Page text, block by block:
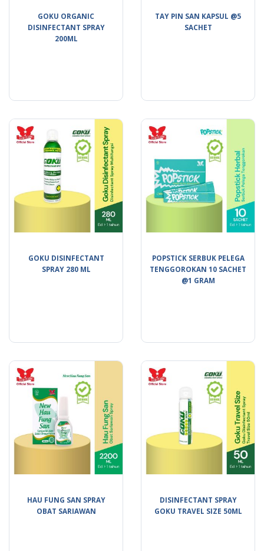
GOKU ORGANIC
DISINFECTANT SPRAY
200ML
TAY PIN SAN KAPSUL @5
SACHET
GOKU DISINFECTANT
SPRAY 280 ML
POPSTICK SERBUK PELEGA
TENGGOROKAN 10 SACHET
@1 GRAM
HAU FUNG SAN SPRAY
OBAT SARIAWAN
DISINFECTANT SPRAY
GOKU TRAVEL SIZE 50ML